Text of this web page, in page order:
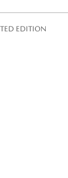
EDITION